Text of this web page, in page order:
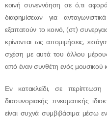
κοινή συνεννόηση σε ό,τι
διαφημίσεων για
εξαπατούν το κοινό, (στ)
κρίνονται ως απομιμήσεις,
σχέση με αυτά του άλλου
από έναν συνθέτη ενός μουσικού
Εν κατακλείδι, σε
διασυνοριακής πνευματικής
είναι συχνά συμβιβάσιμα μέσω